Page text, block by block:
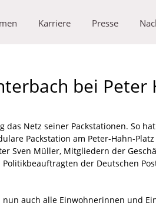
Karriere Presse
bei Peter
Netz seiner Packstationen. So
Packstation am Peter-Hahn-
Sven Müller, Mitgliedern der
der Deutschen
auch alle Einwohnerinnen und